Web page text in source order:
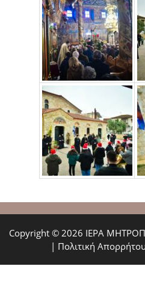
Copyright © 2026 ΙΕΡΑ
| Πολιτική